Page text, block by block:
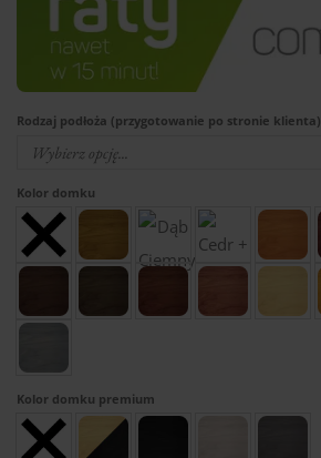
Rodzaj podłoża (przygotowanie po stronie klienta)
Kolor domku
Kolor domku premium